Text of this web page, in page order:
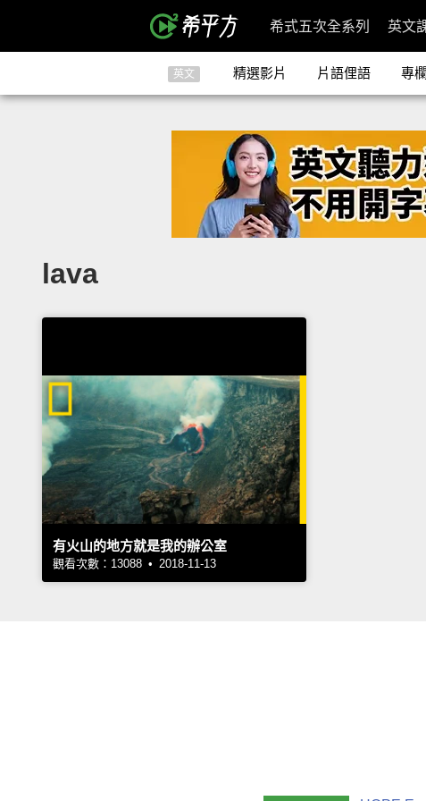
希式五次全系列 英文
英文 精選影片 片語俚語 專
lava
有火山的地方就是我的辦公室
觀看次數：13088 • 2018-11-13